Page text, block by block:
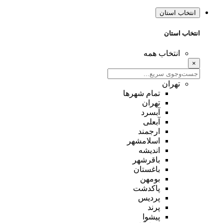
انتخاب استان
انتخاب استان
انتخاب همه
×
تهران
تمام شهر‌ها
تهران
آبسرد
آبعلی
ارجمند
اسلامشهر
اندیشه
باقرشهر
باغستان
بومهن
پاکدشت
پردیس
پرند
پیشوا